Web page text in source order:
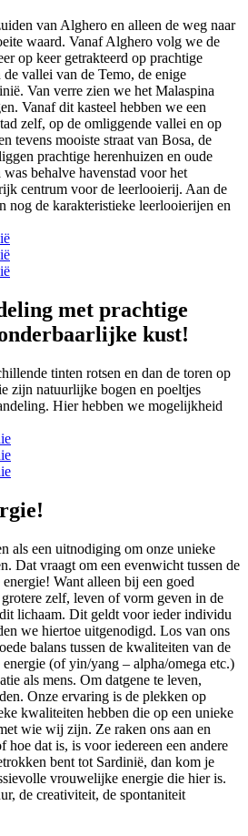
van Alghero en alleen de weg naar
waard. Vanaf Alghero volg we de
op keer getrakteerd op prachtige
vallei van de Temo, de enige
Van verre zien we het Malaspina
Vanaf dit kasteel hebben we een
zelf, op de omliggende vallei en op
tevens mooiste straat van Bosa, de
prachtige herenhuizen en oude
behalve havenstad voor het
centrum voor de leerlooierij. Aan de
nog de karakteristieke leerlooierijen en
met prachtige
kust!
tinten rotsen en dan de toren op
zijn natuurlijke bogen en poeltjes
Hier hebben we mogelijkheid
als een uitnodiging om onze unieke
Dat vraagt om een evenwicht tussen de
Want alleen bij een goed
zelf, leven of vorm geven in de
lichaam. Dit geldt voor ieder individu
we hiertoe uitgenodigd. Los van ons
balans tussen de kwaliteiten van de
(of yin/yang – alpha/omega etc.)
als mens. Om datgene te leven,
Onze ervaring is de plekken op
kwaliteiten hebben die op een unieke
wie wij zijn. Ze raken ons aan en
hoe dat is, is voor iedereen een andere
bent tot Sardinië, dan kom je
vrouwelijke energie die hier is.
de creativiteit, de spontaniteit